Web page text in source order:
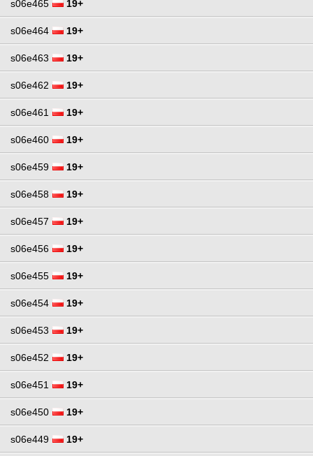
s06e465 19+
s06e464 19+
s06e463 19+
s06e462 19+
s06e461 19+
s06e460 19+
s06e459 19+
s06e458 19+
s06e457 19+
s06e456 19+
s06e455 19+
s06e454 19+
s06e453 19+
s06e452 19+
s06e451 19+
s06e450 19+
s06e449 19+